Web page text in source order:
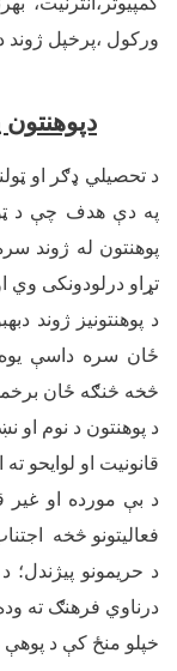
ورکول ،پرخپل
د تحصیلي ډګر او
په دې هدف چې د
پوهنتون له ژوند
تړاو درلودونکی وي
د پوهنتونیز ژوند
ځان سره داسې یوه
څخه څنګه ځان
د پوهنتون د نوم او
قانونیت او لوایحو
د بې مورده او غیر
فعالیتونو څخه
د حریمونو
درناوي فرهنګ ته
خپلو منځ کې د پوهې